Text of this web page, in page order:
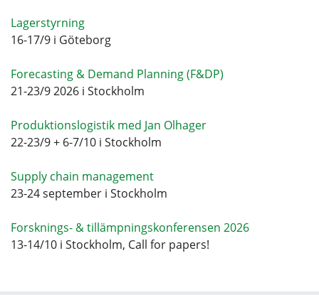
Lagerstyrning
16-17/9 i Göteborg
Forecasting & Demand Planning (F&DP)
21-23/9 2026 i Stockholm
Produktionslogistik med Jan Olhager
22-23/9 + 6-7/10 i Stockholm
Supply chain management
23-24 september i Stockholm
Forsknings- & tillämpningskonferensen 2026
13-14/10 i Stockholm, Call for papers!